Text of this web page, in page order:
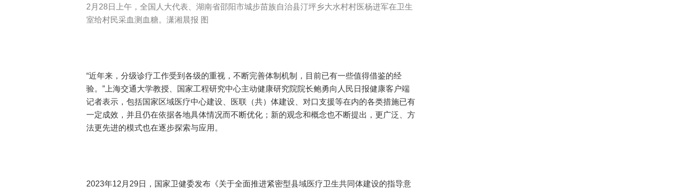
2月28日上午，全国人大代表、湖南省邵阳市城步苗族自治县汀坪乡大水村村医杨进军在卫生
室给村民采血测血糖。潇湘晨报 图
“近年来，分级诊疗工作受到各级的重视，不断完善体制机制，目前已有一些值得借鉴的经
验。”上海交通大学教授、国家工程研究中心主动健康研究院院长鲍勇向人民日报健康客户端
记者表示，包括国家区域医疗中心建设、医联（共）体建设、对口支援等在内的各类措施已有
一定成效，并且仍在依据各地具体情况而不断优化；新的观念和概念也不断提出，更广泛、方
法更先进的模式也在逐步探索与应用。
2023年12月29日，国家卫健委发布《关于全面推进紧密型县域医疗卫生共同体建设的指导意